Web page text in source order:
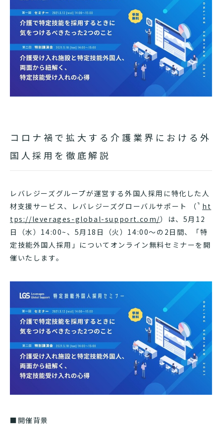
コロナ禍で拡大する介護業界における外
国人採用を徹底解説
レバレジーズグループが運営する外国人採用に特化した人
材支援サービス、レバレジーズグローバルサポート （
ht
tps://leverages-global-support.com/）は、5月12
日（水）14:00~、5月18日（火）14:00〜の2日間、「特
定技能外国人採用」についてオンライン無料セミナーを開
催いたします。
■開催背景